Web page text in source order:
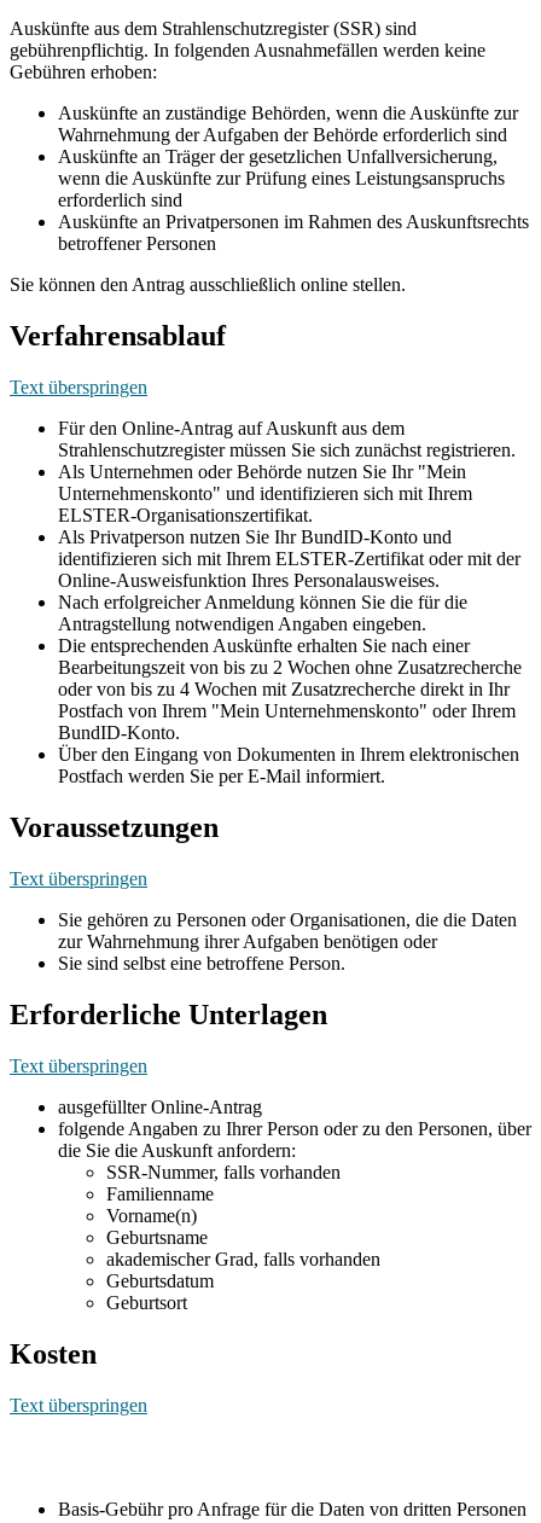
Auskünfte aus dem Strahlenschutzregister (SSR) sind
gebührenpflichtig. In folgenden Ausnahmefällen werden keine
Gebühren erhoben:
Auskünfte an zuständige Behörden, wenn die Auskünfte zur
Wahrnehmung der Aufgaben der Behörde erforderlich sind
Auskünfte an Träger der gesetzlichen Unfallversicherung,
wenn die Auskünfte zur Prüfung eines Leistungsanspruchs
erforderlich sind
Auskünfte an Privatpersonen im Rahmen des Auskunftsrechts
betroffener Personen
Sie können den Antrag ausschließlich online stellen.
Verfahrensablauf
Text überspringen
Für den Online-Antrag auf Auskunft aus dem
Strahlenschutzregister müssen Sie sich zunächst registrieren.
Als Unternehmen oder Behörde nutzen Sie Ihr "Mein
Unternehmenskonto" und identifizieren sich mit Ihrem
ELSTER-Organisationszertifikat.
Als Privatperson nutzen Sie Ihr BundID-Konto und
identifizieren sich mit Ihrem ELSTER-Zertifikat oder mit der
Online-Ausweisfunktion Ihres Personalausweises.
Nach erfolgreicher Anmeldung können Sie die für die
Antragstellung notwendigen Angaben eingeben.
Die entsprechenden Auskünfte erhalten Sie nach einer
Bearbeitungszeit von bis zu 2 Wochen ohne Zusatzrecherche
oder von bis zu 4 Wochen mit Zusatzrecherche direkt in Ihr
Postfach von Ihrem "Mein Unternehmenskonto" oder Ihrem
BundID-Konto.
Über den Eingang von Dokumenten in Ihrem elektronischen
Postfach werden Sie per E-Mail informiert.
Voraussetzungen
Text überspringen
Sie gehören zu Personen oder Organisationen, die die Daten
zur Wahrnehmung ihrer Aufgaben benötigen oder
Sie sind selbst eine betroffene Person.
Erforderliche Unterlagen
Text überspringen
ausgefüllter Online-Antrag
folgende Angaben zu Ihrer Person oder zu den Personen, über
die Sie die Auskunft anfordern:
SSR-Nummer, falls vorhanden
Familienname
Vorname(n)
Geburtsname
akademischer Grad, falls vorhanden
Geburtsdatum
Geburtsort
Kosten
Text überspringen
Basis-Gebühr pro Anfrage für die Daten von dritten Personen